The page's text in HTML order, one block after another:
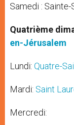
Samedi : Sainte-
Quatrième
en-Jérusalem
Lundi: Quatre-
Mardi: Saint
Mercredi: